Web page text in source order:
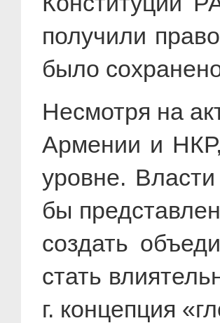
получили
было
Несмотря на
Армении и НКР,
уровне.
бы
создать
стать
г. концепция